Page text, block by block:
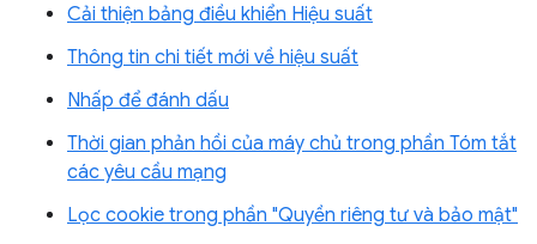
Cải thiện bảng điều khiển Hiệu suất
Thông tin chi tiết mới về hiệu suất
Nhấp để đánh dấu
Thời gian phản hồi của máy chủ trong phần Tóm tắt
các yêu cầu mạng
Lọc cookie trong phần "Quyền riêng tư và bảo mật"